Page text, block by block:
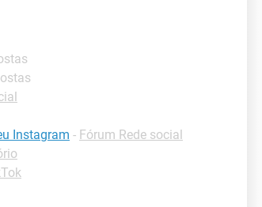
Instagram - Fórum Rede social